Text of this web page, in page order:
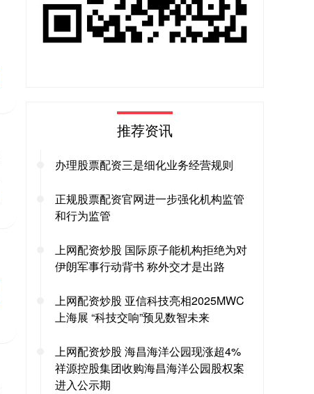
推荐资讯
办理股票配资三是细化业务经营规则
正规股票配资官网进一步强化机构监管
和行为监管
上网配资炒股 国际原子能机构拒绝为对
伊朗军事行动背书 称外交才是出路
上网配资炒股 亚信科技亮相2025MWC
上海展 “科技交响”预见数智未来
上网配资炒股 海昌海洋公园现涨超4%
祥源控股集团收购海昌海洋公园股权案
进入公示期